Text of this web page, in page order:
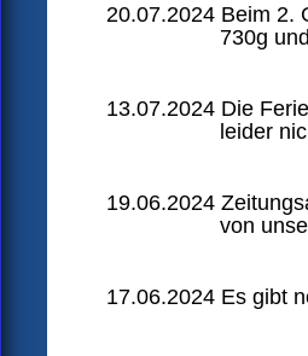
20.07.2024 Beim 2.
730g
13.07.2024 Die
leider
19.06.2024
von
17.06.2024 Es gibt